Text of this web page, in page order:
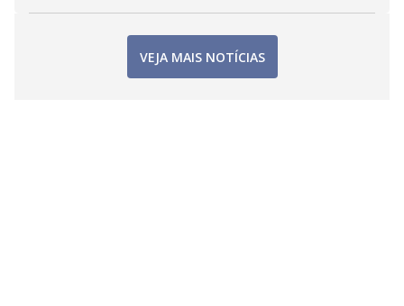
VEJA MAIS NOTÍCIAS